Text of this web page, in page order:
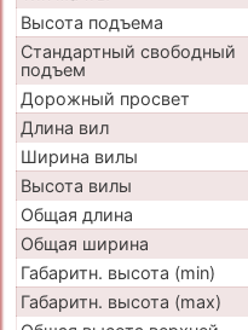
Высота подъема
Стандартный свободный
подъем
Дорожный просвет
Длина вил
Ширина вилы
Высота вилы
Общая длина
Общая ширина
Габаритн. высота (min)
Габаритн. высота (max)